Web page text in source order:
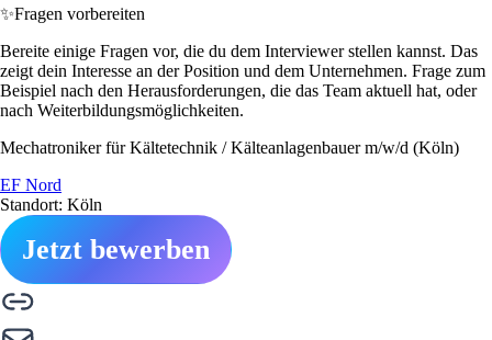
✨Fragen vorbereiten
Bereite einige Fragen vor, die du dem Interviewer stellen kannst. Das
zeigt dein Interesse an der Position und dem Unternehmen. Frage zum
Beispiel nach den Herausforderungen, die das Team aktuell hat, oder
nach Weiterbildungsmöglichkeiten.
Mechatroniker für Kältetechnik / Kälteanlagenbauer m/w/d (Köln)
EF Nord
Standort: Köln
Jetzt bewerben